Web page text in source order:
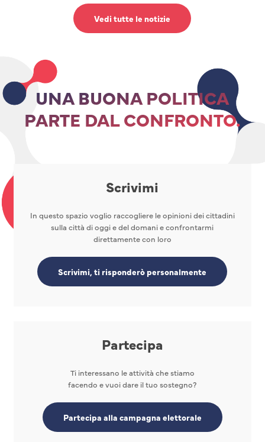
Vedi tutte le notizie
UNA BUONA POLITICA
PARTE DAL CONFRONTO.
Scrivimi
In questo spazio voglio raccogliere le opinioni dei cittadini
sulla città di oggi e del domani e confrontarmi
direttamente con loro
Scrivimi, ti risponderò personalmente
Partecipa
Ti interessano le attività che stiamo
facendo e vuoi dare il tuo sostegno?
Partecipa alla campagna elettorale